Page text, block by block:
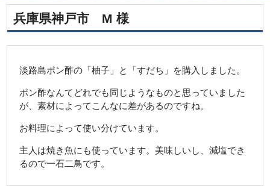
トップ
新商品紹介
お知らせ
お客様の声
会社案内
送料について
兵庫県神戸市 M 様
淡路島ポン酢の「柚子」と「すだち」を購入しました。
ポン酢なんてどれでも同じようなものと思っていました
が、素材によってこんなに差があるのですね。
お料理によって使い分けています。
主人は焼き魚にも使っています。美味しいし、減塩でき
るので一石二鳥です。